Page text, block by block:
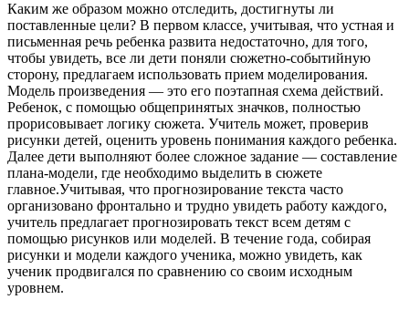
Каким же образом можно отследить, достигнуты ли
поставленные цели? В первом классе, учитывая, что устная и
письменная речь ребенка развита недостаточно, для того,
чтобы увидеть, все ли дети поняли сюжетно-событийную
сторону, предлагаем использовать прием моделирования.
Модель произведения — это его поэтапная схема действий.
Ребенок, с помощью общепринятых значков, полностью
прорисовывает логику сюжета. Учитель может, проверив
рисунки детей, оценить уровень понимания каждого ребенка.
Далее дети выполняют более сложное задание — составление
плана-модели, где необходимо выделить в сюжете
главное.Учитывая, что прогнозирование текста часто
организовано фронтально и трудно увидеть работу каждого,
учитель предлагает прогнозировать текст всем детям с
помощью рисунков или моделей. В течение года, собирая
рисунки и модели каждого ученика, можно увидеть, как
ученик продвигался по сравнению со своим исходным
уровнем.